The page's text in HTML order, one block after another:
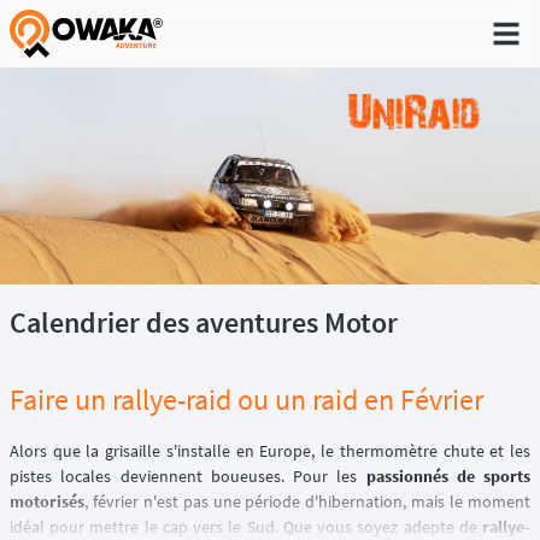
®
Calendrier des aventures Motor
Faire un rallye-raid ou un raid en Février
Alors que la grisaille s'installe en Europe, le thermomètre chute et les
pistes locales deviennent boueuses. Pour les passionnés de sports
motorisés, février n'est pas une période d'hibernation, mais le moment
idéal pour mettre le cap vers le Sud. Que vous soyez adepte de rallye-